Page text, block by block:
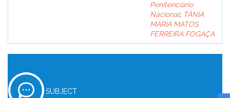
Penitenciário
Nacional; TÂNIA
MARIA MATOS
FERREIRA FOGAÇA
SUBJECT